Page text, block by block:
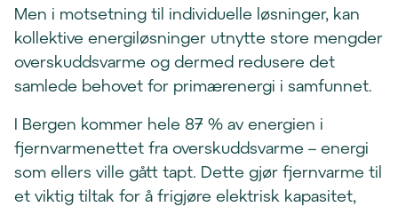
Men i motsetning til individuelle løsninger, kan
kollektive energiløsninger utnytte store mengder
overskuddsvarme og dermed redusere det
samlede behovet for primærenergi i samfunnet.
I Bergen kommer hele 87 % av energien i
fjernvarmenettet fra overskuddsvarme – energi
som ellers ville gått tapt. Dette gjør fjernvarme til
et viktig tiltak for å frigjøre elektrisk kapasitet,